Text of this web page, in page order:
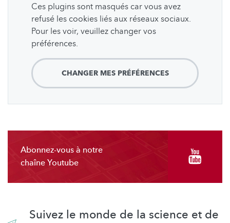
Ces plugins sont masqués car vous avez
refusé les cookies liés aux réseaux sociaux.
Pour les voir, veuillez changer vos
préférences.
CHANGER MES PRÉFÉRENCES
Abonnez-vous à notre
chaîne Youtube
Suivez le monde de la science et de